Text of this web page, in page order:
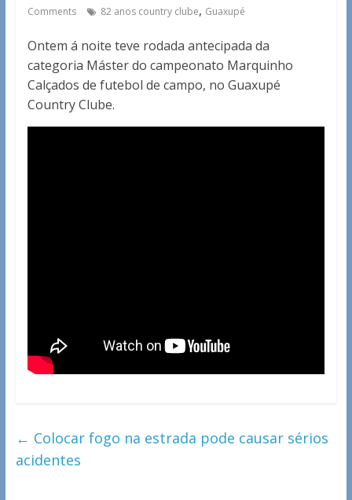
Comments
82 anos country clube, Guaxupé
Ontem á noite teve rodada antecipada da
categoria Máster do campeonato Marquinho
Calçados de futebol de campo, no Guaxupé
Country Clube.
← Colocar fogo na estrada pode causar sérios
acidentes